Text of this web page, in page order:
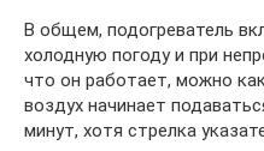
В общем, подогреватель
холодную погоду и при
что он работает, можно
воздух начинает
минут, хотя стрелка